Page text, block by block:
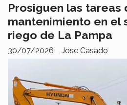
Prosiguen las tareas
mantenimiento en el
riego de La Pampa
Jose Casado
30/07/2026